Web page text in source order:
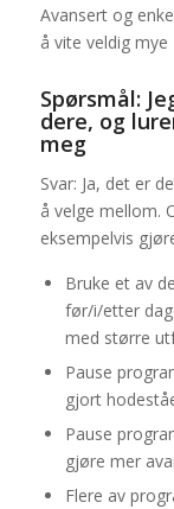
Avansert og
å vite veldig
Spørsmål:
dere, og
meg
Svar: Ja, det er
å velge mellom.
eksempelvis
Bruke et av
før/i/etter
med større
Pause
gjort
Pause
gjøre mer
Flere av